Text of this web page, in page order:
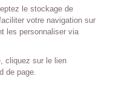
le stockage de
votre navigation sur
les personnaliser via
cliquez sur le lien
de page.
RÉSERVÉS.